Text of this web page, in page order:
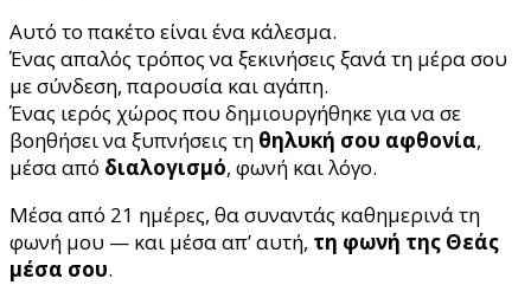
Αυτό το πακέτο είναι ένα κάλεσμα.
Ένας απαλός τρόπος να ξεκινήσεις ξανά τη μέρα σου
με σύνδεση, παρουσία και αγάπη.
Ένας ιερός χώρος που δημιουργήθηκε για να σε
βοηθήσει να ξυπνήσεις τη θηλυκή σου αφθονία,
μέσα από διαλογισμό, φωνή και λόγο.
Μέσα από 21 ημέρες, θα συναντάς καθημερινά τη
φωνή μου — και μέσα απ’ αυτή, τη φωνή της Θεάς
μέσα σου.